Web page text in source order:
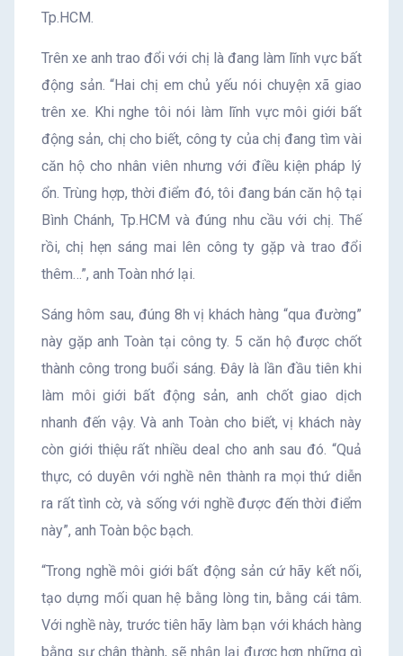
Tp.HCM.
Trên xe anh trao đổi với chị là đang làm lĩnh vực bất
động sản. “Hai chị em chủ yếu nói chuyện xã giao
trên xe. Khi nghe tôi nói làm lĩnh vực môi giới bất
động sản, chị cho biết, công ty của chị đang tìm vài
căn hộ cho nhân viên nhưng với điều kiện pháp lý
ổn. Trùng hợp, thời điểm đó, tôi đang bán căn hộ tại
Bình Chánh, Tp.HCM và đúng nhu cầu với chị. Thế
rồi, chị hẹn sáng mai lên công ty gặp và trao đổi
thêm…”, anh Toàn nhớ lại.
Sáng hôm sau, đúng 8h vị khách hàng “qua đường”
này gặp anh Toàn tại công ty. 5 căn hộ được chốt
thành công trong buổi sáng. Đây là lần đầu tiên khi
làm môi giới bất động sản, anh chốt giao dịch
nhanh đến vậy. Và anh Toàn cho biết, vị khách này
còn giới thiệu rất nhiều deal cho anh sau đó. “Quả
thực, có duyên với nghề nên thành ra mọi thứ diễn
ra rất tình cờ, và sống với nghề được đến thời điểm
này”, anh Toàn bộc bạch.
“Trong nghề môi giới bất động sản cứ hãy kết nối,
tạo dựng mối quan hệ bằng lòng tin, bằng cái tâm.
Với nghề này, trước tiên hãy làm bạn với khách hàng
bằng sự chân thành, sẽ nhận lại được hơn những gì